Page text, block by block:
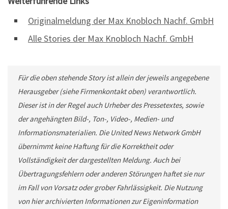
Originalmeldung der Max Knobloch Nachf. GmbH
Alle Stories der Max Knobloch Nachf. GmbH
Für die oben stehende Story ist allein der jeweils angegebene
Herausgeber (siehe Firmenkontakt oben) verantwortlich.
Dieser ist in der Regel auch Urheber des Pressetextes, sowie
der angehängten Bild-, Ton-, Video-, Medien- und
Informationsmaterialien. Die United News Network GmbH
übernimmt keine Haftung für die Korrektheit oder
Vollständigkeit der dargestellten Meldung. Auch bei
Übertragungsfehlern oder anderen Störungen haftet sie nur
im Fall von Vorsatz oder grober Fahrlässigkeit. Die Nutzung
von hier archivierten Informationen zur Eigeninformation